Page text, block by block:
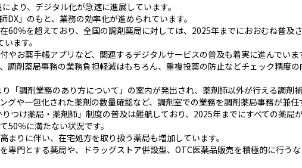
より、デジタル化が急速に進展しています。
」のもと、業務の効率化が進められています。
60％を超えており、全国の調剤薬局に対しては、2025年までにおおむね普及
ます。
やお薬手帳アプリなど、関連するデジタルサービスの普及も着実に進んでいま
調剤薬局事務の業務負担軽減はもちろん、重複投薬の防止などチェック精度
「調剤業務のあり方について」の案内が発出され、薬剤師以外が行える調剤
グや一包化された薬剤の数量確認など、調剤室での業務を調剤薬局事務が兼任
つけ薬局・薬剤師」制度の普及は難航しており、2025年までにすべての薬局
50％に満たない状況です。
まりに伴い、在宅処方を取り扱う薬局も増加しています。
専門とする薬局や、ドラッグストア併設型、OTC医薬品販売を積極的に行う